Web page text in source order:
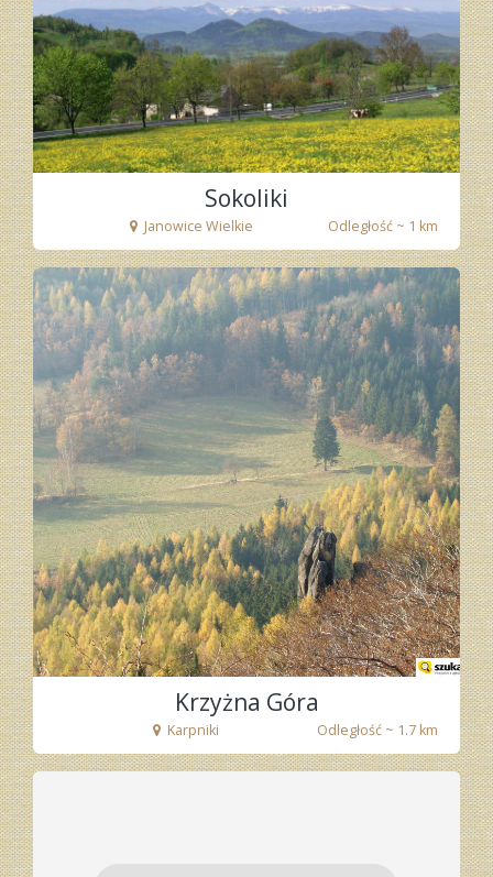
Sokoliki
Janowice Wielkie Odległość ~ 1 km
fot. Tenet
Krzyżna Góra
Karpniki Odległość ~ 1.7 km